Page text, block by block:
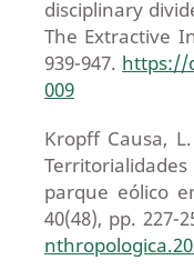
disciplinary
The Extractive
939-947. https://
009
Kropff Causa,
parque eólico
40(48), pp. 227-